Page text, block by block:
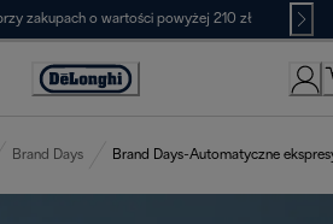
zakupach o wartości powyżej 210 zł
Deklaracja
Brand Days Brand Days-Automatyczne